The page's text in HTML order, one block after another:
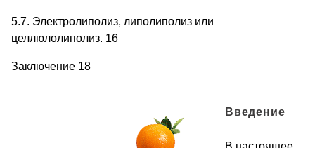
5.7. Электролиполиз, липолиполиз или
целлюлолиполиз. 16
Заключение 18
Введение